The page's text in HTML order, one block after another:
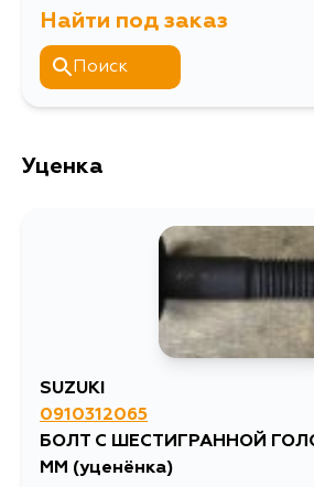
Расширенное описание
RH413, RH418, RH416, RH414D,
RH413F, RH416F, RH420, RH423
Найти под заказ
Поиск
Уценка
SUZUKI
0910312065
БОЛТ С ШЕСТИГРАННОЙ
ММ (уценёнка)